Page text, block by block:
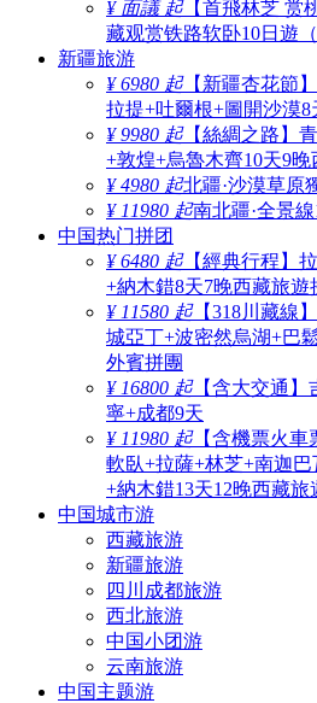
¥ 面議 起【首飛林芝 赏
藏观赏铁路软卧10日遊（
新疆旅游
¥ 6980 起【新疆杏花節
拉提+吐爾根+圖開沙漠8
¥ 9980 起【絲綢之路】
+敦煌+烏魯木齊10天9晚
¥ 4980 起北疆·沙漠草原
¥ 11980 起南北疆·全景
中国热门拼团
¥ 6480 起【經典行程】
+納木錯8天7晚西藏旅遊
¥ 11580 起【318川藏線
城亞丁+波密然烏湖+巴
外賓拼團
¥ 16800 起【含大交通
寧+成都9天
¥ 11980 起【含機票火車
軟臥+拉薩+林芝+南迦
+納木錯13天12晚西藏旅
中国城市游
西藏旅游
新疆旅游
四川成都旅游
西北旅游
中国小团游
云南旅游
中国主题游